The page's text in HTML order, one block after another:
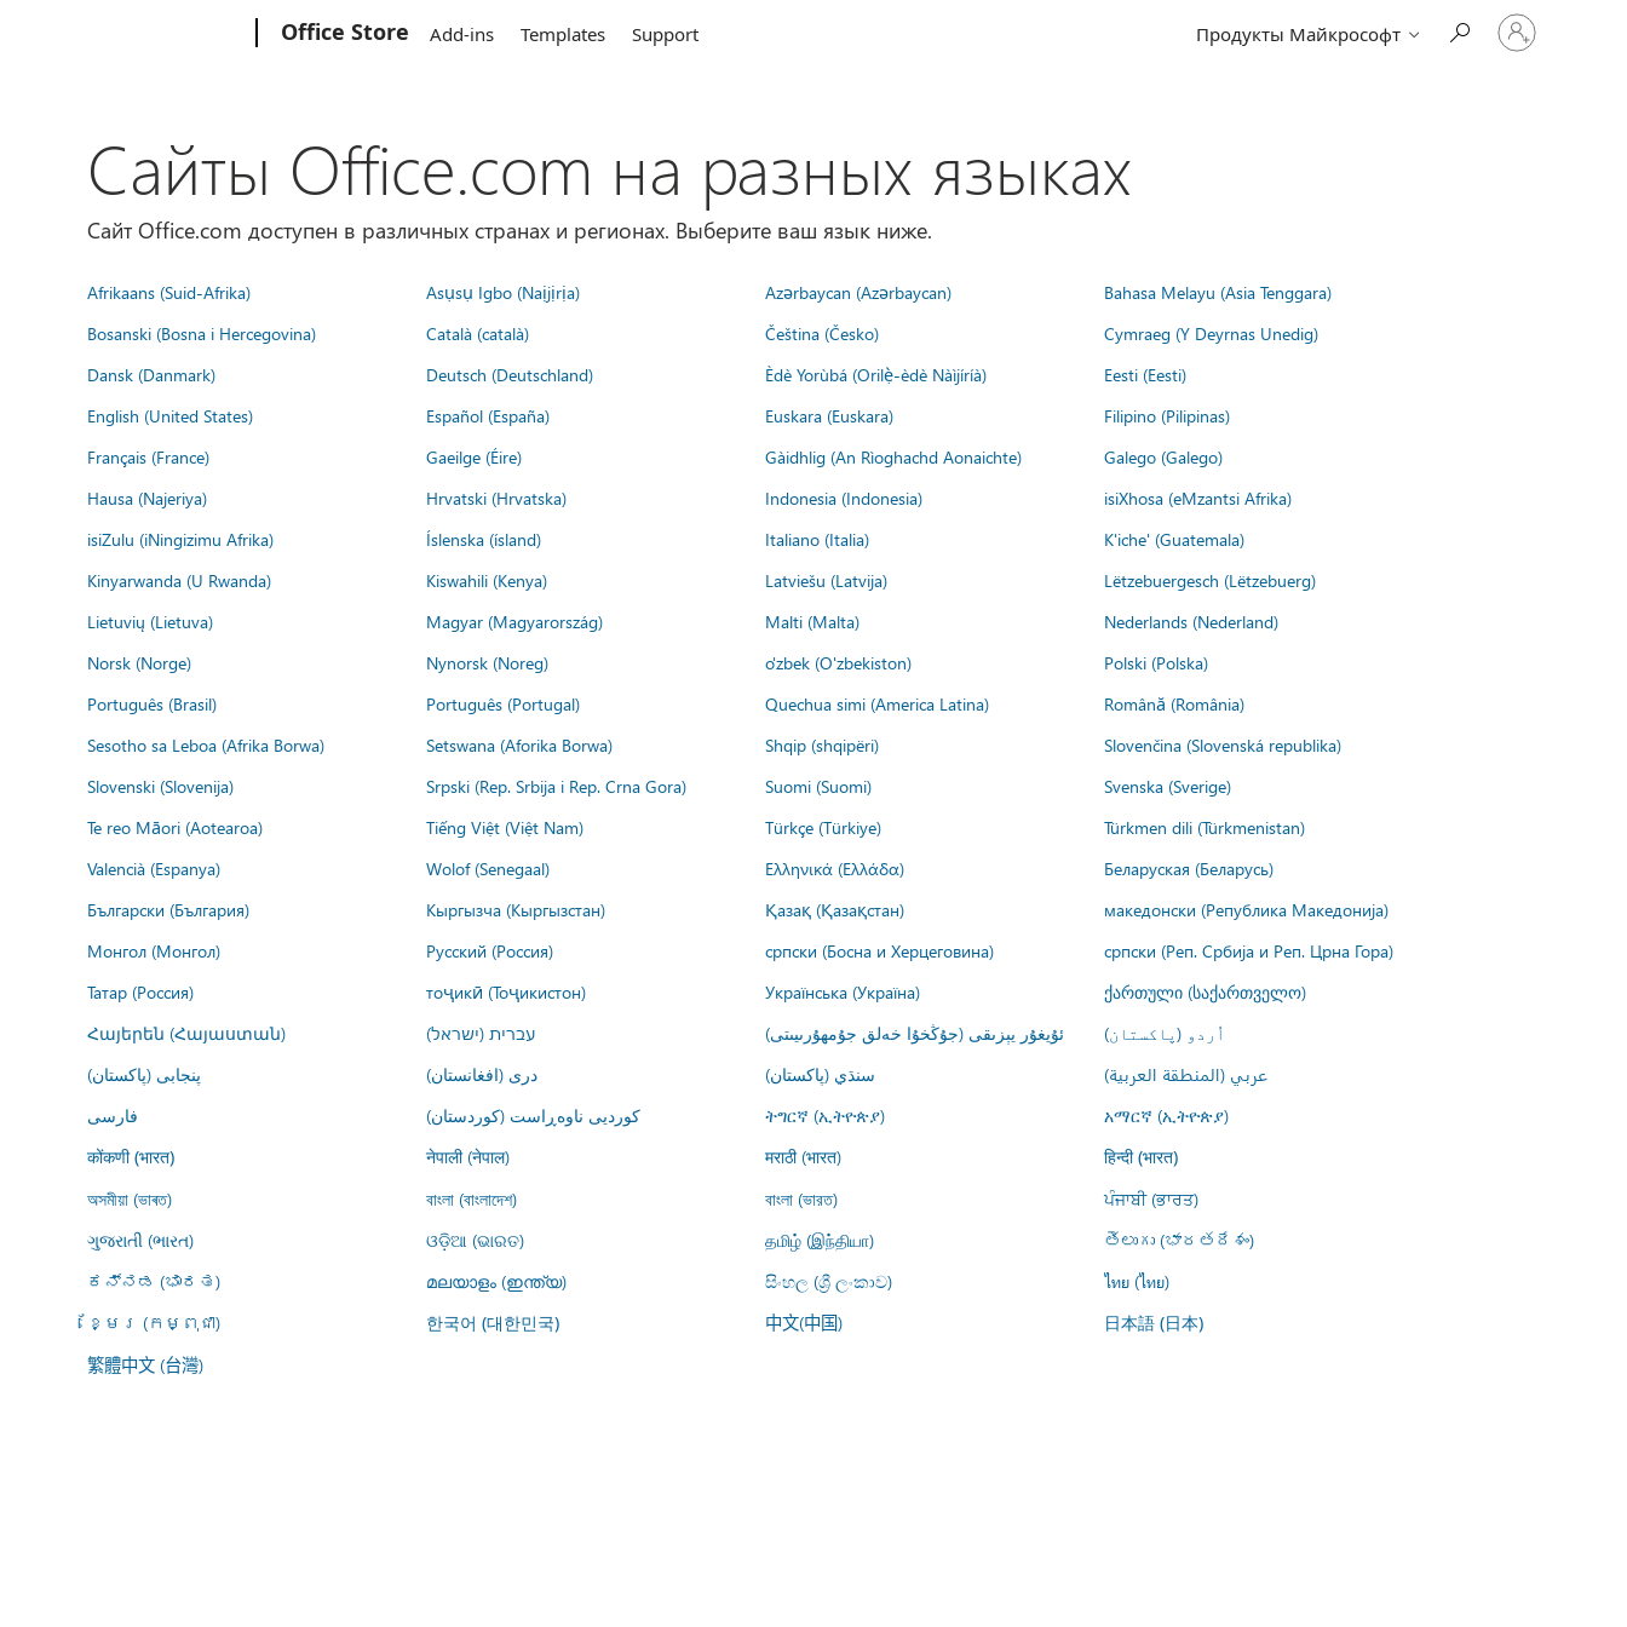
Office Store Add-ins Templates Support Продукты Майкрософт
Войдите
учетную
Сайты Office.com на разных языках
Сайт Office.com доступен в различных странах и регионах. Выберите ваш язык ниже.
Afrikaans (Suid-Afrika) Asụsụ Igbo (Naịjịrịa) Azərbaycan (Azərbaycan)
Bahasa Melayu (Asia Tenggara)
Bosanski (Bosna i Hercegovina)
Català (català) Čeština (Česko)
Cymraeg (Y Deyrnas Unedig)
Dansk (Danmark)
Deutsch (Deutschland) Èdè Yorùbá (Orilẹ̀-èdè Nàìjíríà)
Eesti (Eesti)
English (United States)
Español (España) Euskara (Euskara)
Filipino (Pilipinas)
Français (France)
Gaeilge (Éire) Gàidhlig (An Rìoghachd Aonaichte)
Galego (Galego)
Hausa (Najeriya)
Hrvatski (Hrvatska) Indonesia (Indonesia)
isiXhosa (eMzantsi Afrika)
isiZulu (iNingizimu Afrika)
Íslenska (ísland) Italiano (Italia)
K'iche' (Guatemala)
Kinyarwanda (U Rwanda)
Kiswahili (Kenya) Latviešu (Latvija)
Lëtzebuergesch (Lëtzebuerg)
Lietuvių (Lietuva)
Magyar (Magyarország) Malti (Malta)
Nederlands (Nederland)
Norsk (Norge)
Nynorsk (Noreg) o'zbek (O'zbekiston)
Polski (Polska)
Português (Brasil)
Português (Portugal) Quechua simi (America Latina)
Română (România)
Sesotho sa Leboa (Afrika Borwa)
Setswana (Aforika Borwa) Shqip (shqipëri)
Slovenčina (Slovenská republika)
Slovenski (Slovenija)
Srpski (Rep. Srbija i Rep. Crna Gora) Suomi (Suomi)
Svenska (Sverige)
Te reo Māori (Aotearoa)
Tiếng Việt (Việt Nam) Türkçe (Türkiye)
Türkmen dili (Türkmenistan)
Valencià (Espanya)
Wolof (Senegaal) Ελληνικά (Ελλάδα)
Беларуская (Беларусь)
Български (България)
Кыргызча (Кыргызстан) Қазақ (Қазақстан)
македонски (Република Македонија)
Монгол (Монгол)
Русский (Россия) српски (Босна и Херцеговина)
српски (Реп. Србија и Реп. Црна Гора)
Татар (Россия)
тоҷикӣ (Тоҷикистон) Українська (Україна)
ქართული (საქართველო)
Հայերեն (Հայաստան)
עברית (ישראל) ئۇيغۇر يېزىقى (جۇڭخۇا خەلق جۇمھۇرىيىتى)
اُردو (پاکستان)
پنجابی (پاکستان)
درى (افغانستان) سنڌي (پاکستان)
عربي (المنطقة العربية)
فارسى
کوردیی ناوەڕاست (کوردستان) ትግርኛ (ኢትዮጵያ) አማርኛ (ኢትዮጵያ)
कोंकणी (भारत) नेपाली (नेपाल) मराठी (भारत) हिन्दी (भारत)
অসমীয়া (ভাৰত) বাংলা (বাংলাদেশ) বাংলা (ভারত)
ਪੰਜਾਬੀ (ਭਾਰਤ)
ગુજરાતી (ભારત)
ଓଡ଼ିଆ (ଭାରତ) தமிழ் (இந்தியா)
తెలుగు (భారతదేశం)
ಕನ್ನಡ (ಭಾರತ)
മലയാളം (ഇന്ത്യ) සිංහල (ශ්‍රී ලංකාව)
ไทย (ไทย)
ខ្មែរ (កម្ពុជា)
한국어 (대한민국) 中文(中国) 日本語 (日本)
繁體中文 (台灣)